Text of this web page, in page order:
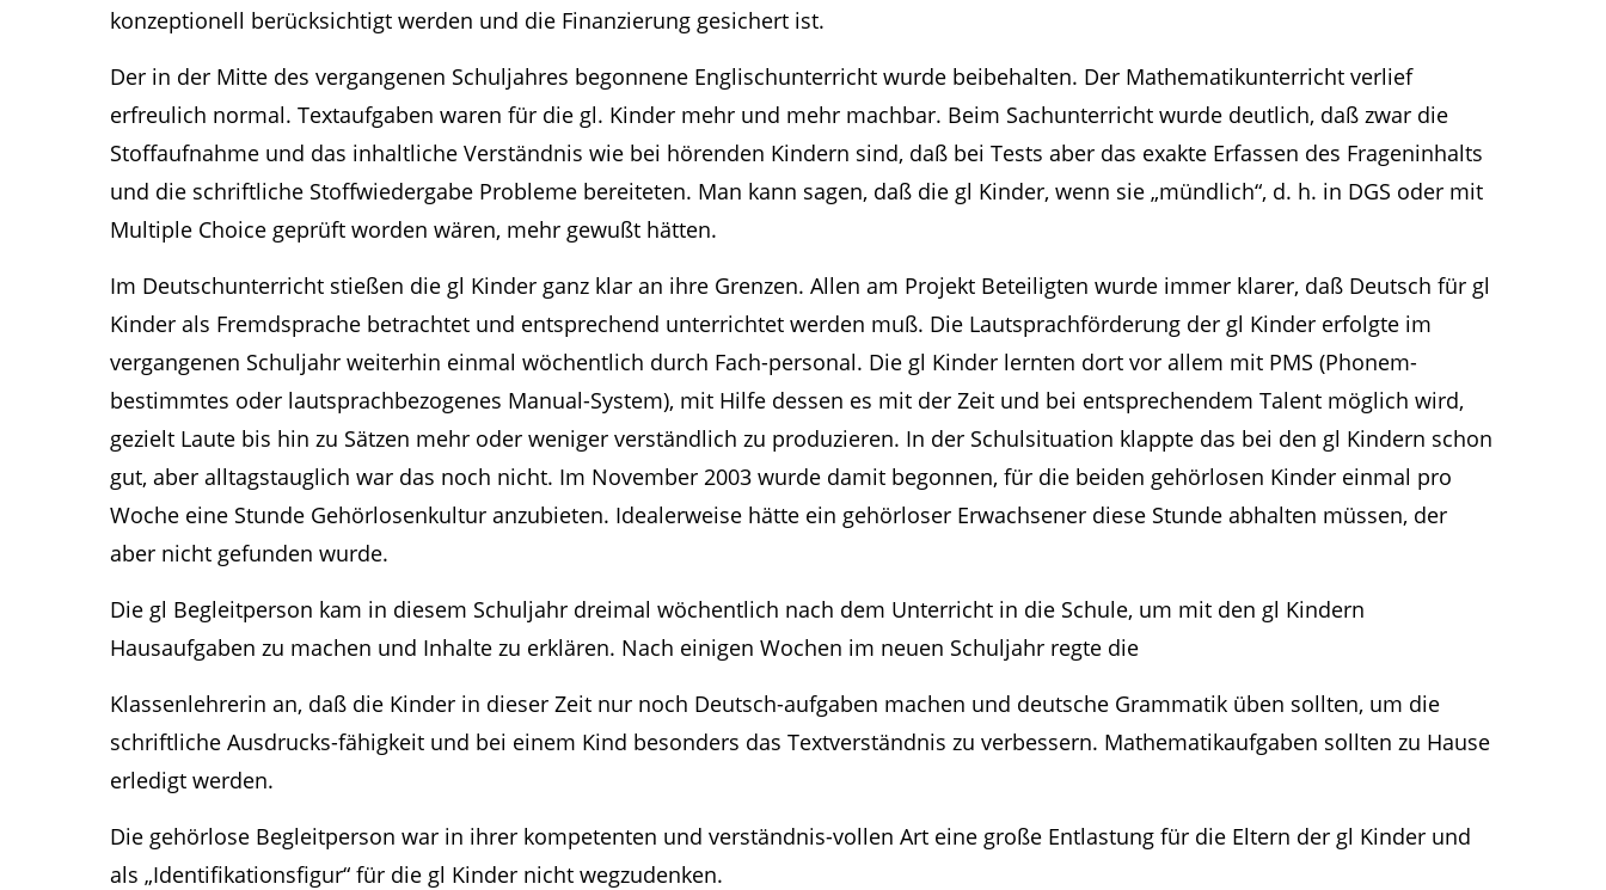
konzeptionell berücksichtigt werden und die Finanzierung gesichert ist.
Der in der Mitte des vergangenen Schuljahres begonnene Englischunterricht wurde beibehalten. Der Mathematikunterricht verlief
erfreulich normal. Textaufgaben waren für die gl. Kinder mehr und mehr machbar. Beim Sachunterricht wurde deutlich, daß zwar die
Stoffaufnahme und das inhaltliche Verständnis wie bei hörenden Kindern sind, daß bei Tests aber das exakte Erfassen des Frageninhalts
und die schriftliche Stoffwiedergabe Probleme bereiteten. Man kann sagen, daß die gl Kinder, wenn sie „mündlich“, d. h. in DGS oder mit
Multiple Choice geprüft worden wären, mehr gewußt hätten.
Im Deutschunterricht stießen die gl Kinder ganz klar an ihre Grenzen. Allen am Projekt Beteiligten wurde immer klarer, daß Deutsch für gl
Kinder als Fremdsprache betrachtet und entsprechend unterrichtet werden muß. Die Lautsprachförderung der gl Kinder erfolgte im
vergangenen Schuljahr weiterhin einmal wöchentlich durch Fach-personal. Die gl Kinder lernten dort vor allem mit PMS (Phonem-
bestimmtes oder lautsprachbezogenes Manual-System), mit Hilfe dessen es mit der Zeit und bei entsprechendem Talent möglich wird,
gezielt Laute bis hin zu Sätzen mehr oder weniger verständlich zu produzieren. In der Schulsituation klappte das bei den gl Kindern schon
gut, aber alltagstauglich war das noch nicht. Im November 2003 wurde damit begonnen, für die beiden gehörlosen Kinder einmal pro
Woche eine Stunde Gehörlosenkultur anzubieten. Idealerweise hätte ein gehörloser Erwachsener diese Stunde abhalten müssen, der
aber nicht gefunden wurde.
Die gl Begleitperson kam in diesem Schuljahr dreimal wöchentlich nach dem Unterricht in die Schule, um mit den gl Kindern
Hausaufgaben zu machen und Inhalte zu erklären. Nach einigen Wochen im neuen Schuljahr regte die
Klassenlehrerin an, daß die Kinder in dieser Zeit nur noch Deutsch-aufgaben machen und deutsche Grammatik üben sollten, um die
schriftliche Ausdrucks-fähigkeit und bei einem Kind besonders das Textverständnis zu verbessern. Mathematikaufgaben sollten zu Hause
erledigt werden.
Die gehörlose Begleitperson war in ihrer kompetenten und verständnis-vollen Art eine große Entlastung für die Eltern der gl Kinder und
als „Identifikationsfigur“ für die gl Kinder nicht wegzudenken.